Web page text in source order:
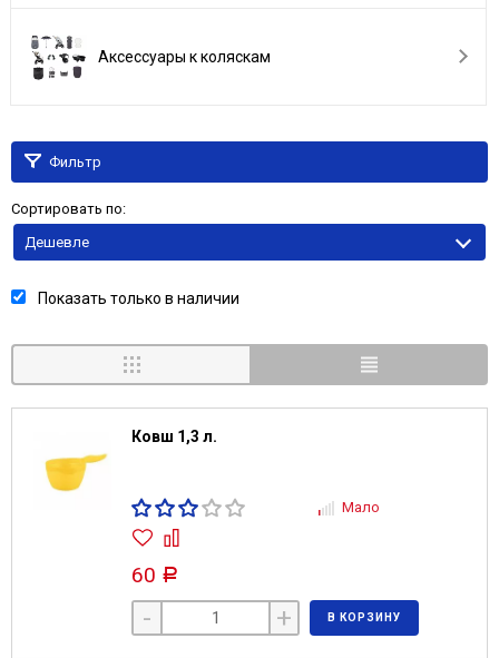
Аксессуары к коляскам
Фильтр
Сортировать по:
Дешевле
Показать только в наличии
Ковш 1,3 л.
Мало
60 Р
- + В КОРЗИНУ